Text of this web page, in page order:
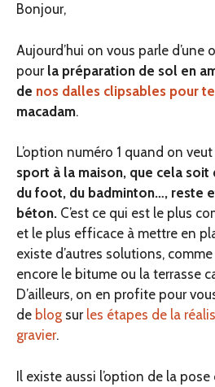
Bonjour,
Aujourd’hui on vous parle
pour la préparation de sol en
de nos dalles clipsables pour
macadam.
L’option numéro 1 quand on veut
sport à la maison, que cela soit
du foot, du badminton…, reste
béton. C’est ce qui est le plus
et le plus efficace à mettre en
existe d’autres solutions,
encore le bitume ou la terrasse
D’ailleurs, on en profite pour
de blog sur les étapes de la
gravier.
Il existe aussi l’option de la pose